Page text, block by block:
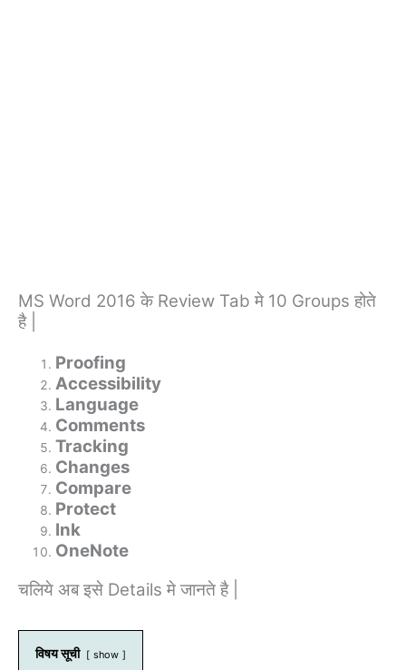
MS Word 2016 के Review Tab मे 10 Groups होते
है |
Proofing
Accessibility
Language
Comments
Tracking
Changes
Compare
Protect
Ink
OneNote
चलिये अब इसे Details मे जानते है |
विषय सूची show